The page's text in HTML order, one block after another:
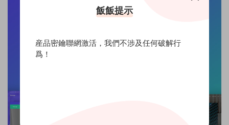
飯飯提示
産品密鑰聯網激活，我們不涉及任何破解行
爲！